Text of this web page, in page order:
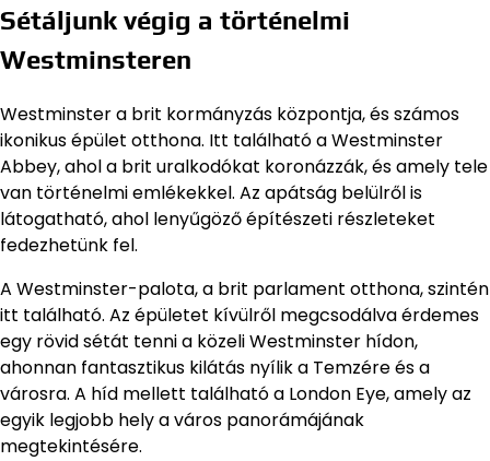
Sétáljunk végig a történelmi
Westminsteren
Westminster a brit kormányzás központja, és számos
ikonikus épület otthona. Itt található a Westminster
Abbey, ahol a brit uralkodókat koronázzák, és amely tele
van történelmi emlékekkel. Az apátság belülről is
látogatható, ahol lenyűgöző építészeti részleteket
fedezhetünk fel.
A Westminster-palota, a brit parlament otthona, szintén
itt található. Az épületet kívülről megcsodálva érdemes
egy rövid sétát tenni a közeli Westminster hídon,
ahonnan fantasztikus kilátás nyílik a Temzére és a
városra. A híd mellett található a London Eye, amely az
egyik legjobb hely a város panorámájának
megtekintésére.